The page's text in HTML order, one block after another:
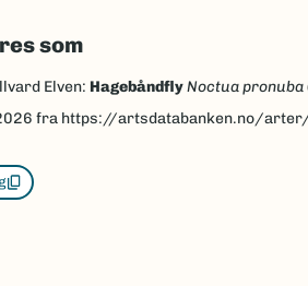
som
Elven: HagebåndflyNoctua pronuba
fra https://artsdatabanken.no/